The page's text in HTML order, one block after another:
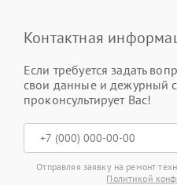
Контактная
Если требуется задать
свои данные и дежурный
проконсультирует Вас!
Отправляя заявку на ремонт
Политикой